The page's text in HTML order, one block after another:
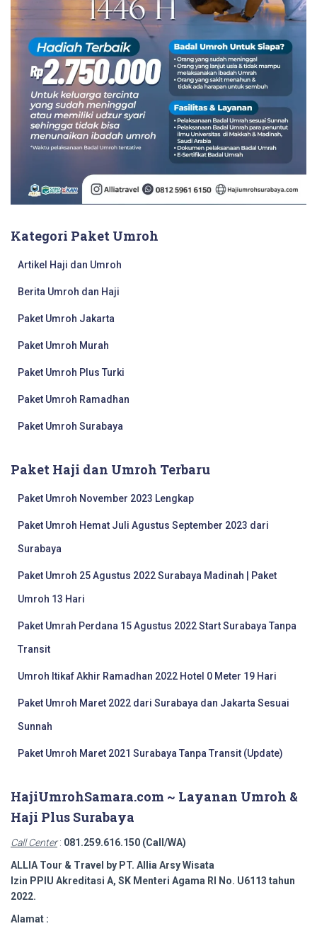
Kategori Paket Umroh
Artikel Haji dan Umroh
Berita Umroh dan Haji
Paket Umroh Jakarta
Paket Umroh Murah
Paket Umroh Plus Turki
Paket Umroh Ramadhan
Paket Umroh Surabaya
Paket Haji dan Umroh Terbaru
Paket Umroh November 2023 Lengkap
Paket Umroh Hemat Juli Agustus September 2023 dari
Surabaya
Paket Umroh 25 Agustus 2022 Surabaya Madinah | Paket
Umroh 13 Hari
Paket Umrah Perdana 15 Agustus 2022 Start Surabaya Tanpa
Transit
Umroh Itikaf Akhir Ramadhan 2022 Hotel 0 Meter 19 Hari
Paket Umroh Maret 2022 dari Surabaya dan Jakarta Sesuai
Sunnah
Paket Umroh Maret 2021 Surabaya Tanpa Transit (Update)
HajiUmrohSamara.com ~ Layanan Umroh &
Haji Plus Surabaya
Call Center: 081.259.616.150 (Call/WA)
ALLIA Tour & Travel by PT. Allia Arsy Wisata
Izin PPIU Akreditasi A, SK Menteri Agama RI No. U6113 tahun
2022.
Alamat :